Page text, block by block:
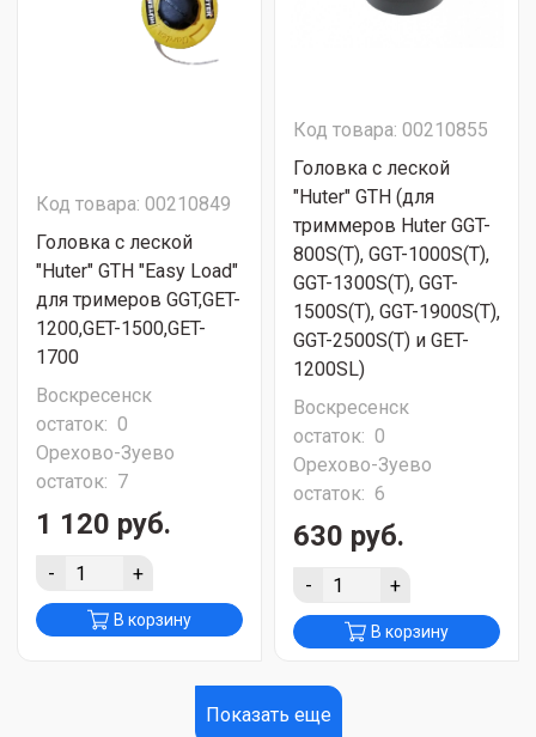
Код товара: 00210849
Головка с леской
"Huter" GTH "Easy Load"
для тримеров GGT,GET-
1200,GET-1500,GET-
1700
Воскресенск
остаток: 0
Орехово-Зуево
остаток: 7
1 120 руб.
- +
В корзину
Код товара: 00210855
Головка с леской
"Huter" GTH (для
триммеров Huter GGT-
800S(T), GGT-1000S(T),
GGT-1300S(T), GGT-
1500S(T), GGT-1900S(T),
GGT-2500S(T) и GET-
1200SL)
Воскресенск
остаток: 0
Орехово-Зуево
остаток: 6
630 руб.
- +
В корзину
Показать еще